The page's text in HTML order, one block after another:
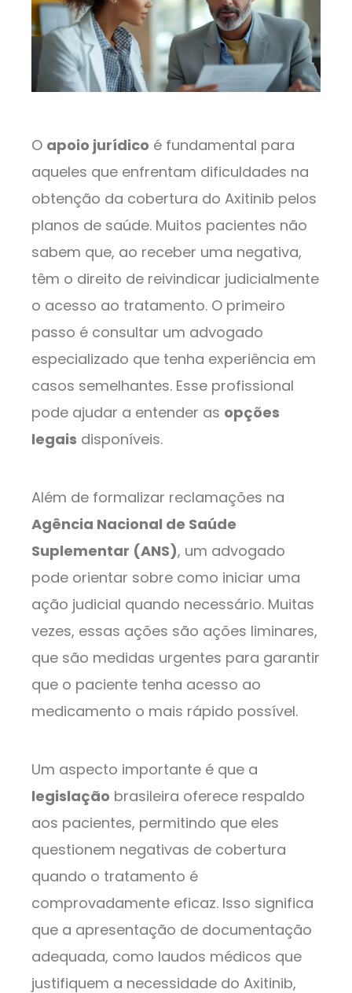
O apoio jurídico é fundamental para
aqueles que enfrentam dificuldades na
obtenção da cobertura do Axitinib pelos
planos de saúde. Muitos pacientes não
sabem que, ao receber uma negativa,
têm o direito de reivindicar judicialmente
o acesso ao tratamento. O primeiro
passo é consultar um advogado
especializado que tenha experiência em
casos semelhantes. Esse profissional
pode ajudar a entender as opções
legais disponíveis.
Além de formalizar reclamações na
Agência Nacional de Saúde
Suplementar (ANS), um advogado
pode orientar sobre como iniciar uma
ação judicial quando necessário. Muitas
vezes, essas ações são ações liminares,
que são medidas urgentes para garantir
que o paciente tenha acesso ao
medicamento o mais rápido possível.
Um aspecto importante é que a
legislação brasileira oferece respaldo
aos pacientes, permitindo que eles
questionem negativas de cobertura
quando o tratamento é
comprovadamente eficaz. Isso significa
que a apresentação de documentação
adequada, como laudos médicos que
justifiquem a necessidade do Axitinib,